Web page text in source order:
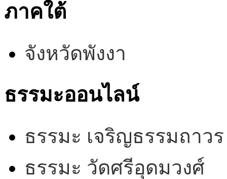
ภาคใต้
จังหวัดพังงา
ธรรมะออนไลน์
ธรรมะ เจริญธรรมถาวร
ธรรมะ วัดศรีอุดมวงศ์